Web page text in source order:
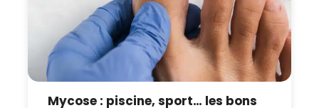
Mycose : piscine, sport… les bons